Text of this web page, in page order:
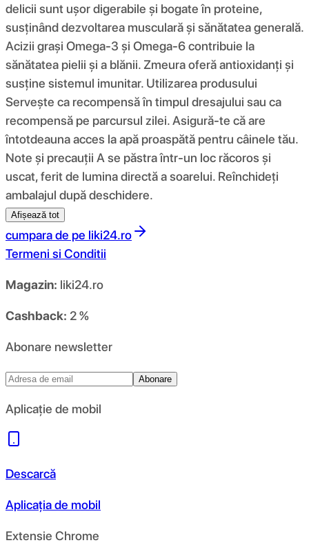
delicii sunt ușor digerabile și bogate în proteine,
susținând dezvoltarea musculară și sănătatea generală.
Acizii grași Omega-3 și Omega-6 contribuie la
sănătatea pielii și a blănii. Zmeura oferă antioxidanți și
susține sistemul imunitar. Utilizarea produsului
Servește ca recompensă în timpul dresajului sau ca
recompensă pe parcursul zilei. Asigură-te că are
întotdeauna acces la apă proaspătă pentru câinele tău.
Note și precauții A se păstra într-un loc răcoros și
uscat, ferit de lumina directă a soarelui. Reînchideți
ambalajul după deschidere.
Afișează tot
cumpara de pe liki24.ro
Termeni si Conditii
Magazin: liki24.ro
Cashback: 2 %
Abonare newsletter
Abonare
Aplicație de mobil
Descarcă
Aplicația de mobil
Extensie Chrome